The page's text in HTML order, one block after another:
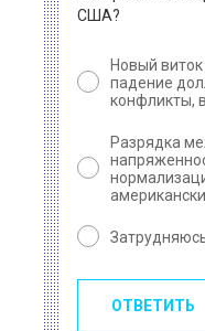
США?
Новый виток
падение
конфликты,
Разрядка
ОТВЕТИТЬ